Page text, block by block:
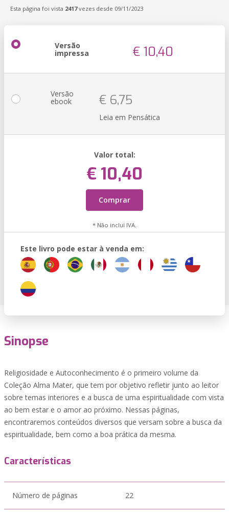
Esta página foi vista 2417vezes desde 09/11/2023
Versão
impressa € 10,40
Versão
ebook € 6,75
Leia em Pensática
Valor total:
€ 10,40
Comprar
* Não inclui IVA.
Este livro pode estar à venda em:
Sinopse
Religiosidade e Autoconhecimento é o primeiro volume da
Coleção Alma Mater, que tem por objetivo refletir junto ao leitor
sobre temas interiores e a busca de uma espiritualidade com vista
ao bem estar e o amor ao próximo. Nessas páginas,
encontraremos conteúdos diversos que versam sobre a busca da
espiritualidade, bem como a boa prática da mesma.
Características
Número de páginas 22